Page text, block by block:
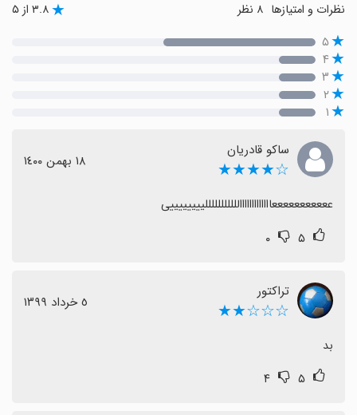
نظرات و امتیازها ۳.۸ از ۵
۵
۴
۳
۲
۱
ساکو قادریان
☆★★★★ ١٨ بهمن ١٤٠٠
عععععععععععااااااااااااالللللللللللییییییییی
۵ ۰
تراکتور
☆☆☆★★ ٥ خرداد ١٣٩٩
بد
۵ ۴